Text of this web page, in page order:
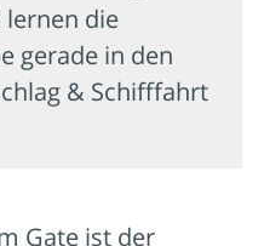
lernen die
gerade in den
& Schifffahrt
Gate ist der